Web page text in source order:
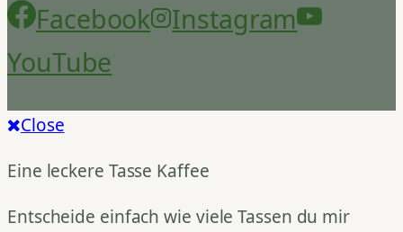
Facebook
Instagram
YouTube
Close
Eine leckere Tasse Kaffee
Entscheide einfach wie viele Tassen du mir